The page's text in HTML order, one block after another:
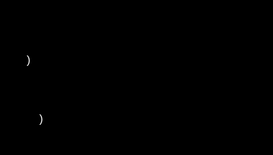
)
)